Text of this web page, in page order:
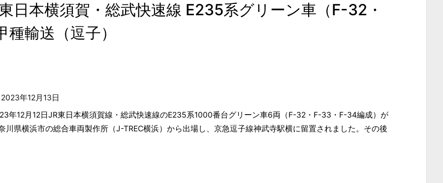
日本横須賀・総武快速線 E235系グリーン車（F-32・
輸送（逗子）
2023年12月13日
年12月12日JR東日本横須賀線・総武快速線のE235系1000番台グリーン車6両（F-32・F-33・F-34編成）が
川県横浜市の総合車両製作所（J-TREC横浜）から出場し、京急逗子線神武寺駅横に留置されました。その後